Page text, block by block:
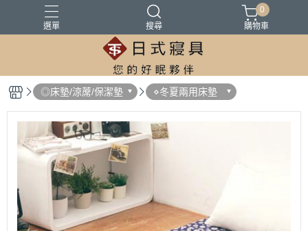
選單 搜尋
100%精梳棉 100%萊爾賽天絲 床墊 涼被
0
購物車
◎床墊/涼蓆/保潔墊 ⋄冬夏兩用床墊